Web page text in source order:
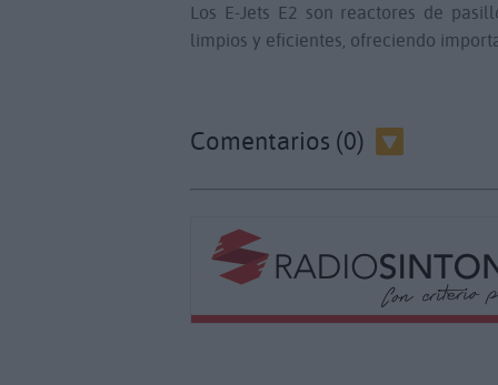
Los E-Jets E2 son reactores de
limpios y eficientes, ofreciendo
Comentarios (0)